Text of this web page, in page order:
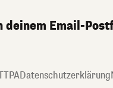
Email-
Datenschutzerklärung